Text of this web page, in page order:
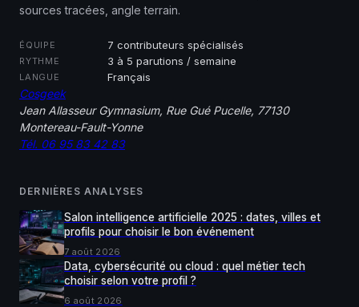
sources tracées, angle terrain.
ÉQUIPE 7 contributeurs spécialisés
RYTHME 3 à 5 parutions / semaine
LANGUE Français
Cosgeek
Jean Allasseur Gymnasium, Rue Gué Pucelle, 77130
Montereau-Fault-Yonne
Tél. 06 95 83 42 83
DERNIÈRES ANALYSES
Salon intelligence artificielle 2025 : dates, villes et
profils pour choisir le bon événement
7 août 2026
Data, cybersécurité ou cloud : quel métier tech
choisir selon votre profil ?
6 août 2026